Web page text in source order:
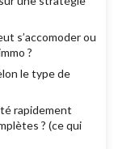
s’accomoder ou
?
le type de
rapidement
? (ce qui